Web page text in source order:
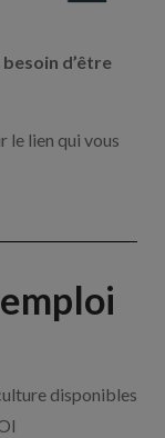
d’être
le lien qui vous
disponibles